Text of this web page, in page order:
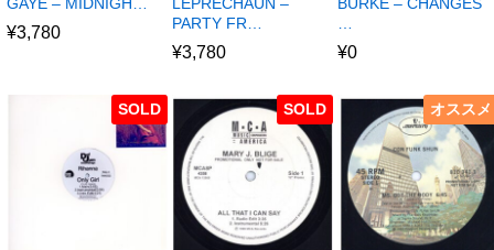
¥3,780
PARTY FR…
¥3,780 ¥0
SOLD SOLD オススメ